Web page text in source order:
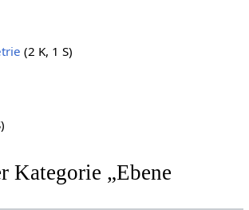
(2 K, 1 S)
Kategorie „Ebene